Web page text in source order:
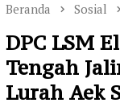
Beranda Sosial
DPC LSM
Tengah
Lurah Aek